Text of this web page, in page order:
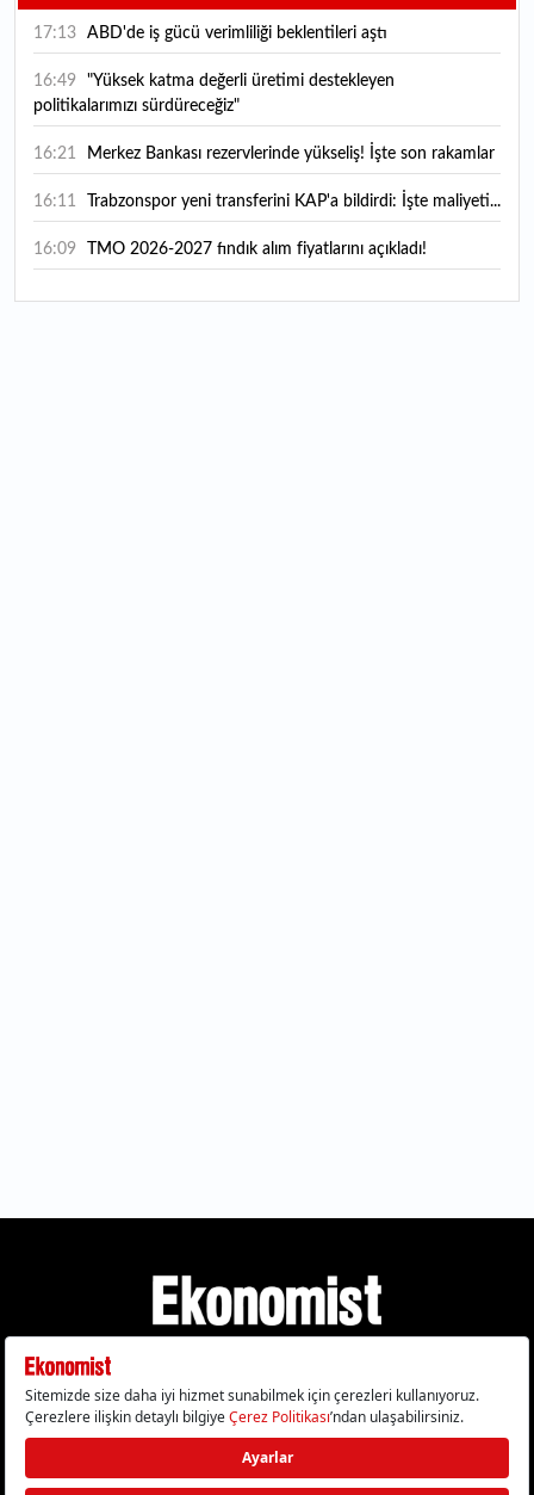
17:13 ABD'de iş gücü verimliliği beklentileri aştı
16:49
politikalarımızı sürdüreceğiz"
16:21 Merkez Bankası rezervlerinde yükseliş! İşte son rakamlar
16:11 Trabzonspor yeni transferini KAP'a bildirdi: İşte maliyeti...
16:09 TMO 2026-2027 fındık alım fiyatlarını açıkladı!
Gizlilik Politikası Çerez Politikası Çerezleri Sıfırla
KVKK Metni Künye İletişim